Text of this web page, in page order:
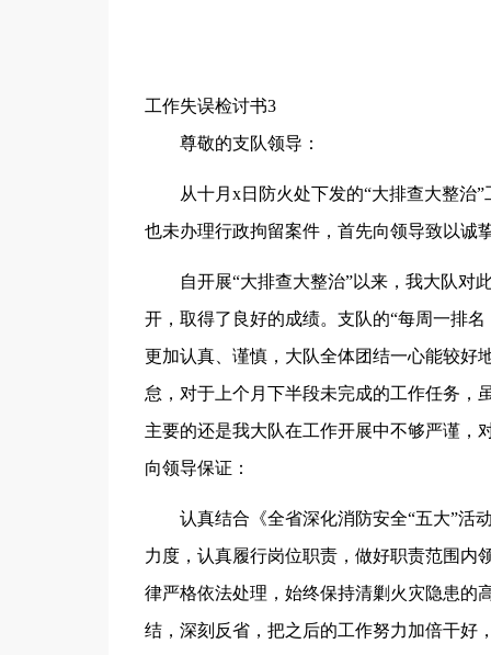
工作失误检讨书3
尊敬的支队领导：
从十月x日防火处下发的“大排查大整治
也未办理行政拘留案件，首先向领导致以诚
自开展“大排查大整治”以来，我大队对
开，取得了良好的成绩。支队的“每周一排
更加认真、谨慎，大队全体团结一心能较好
怠，对于上个月下半段未完成的工作任务，
主要的还是我大队在工作开展中不够严谨，
向领导保证：
认真结合《全省深化消防安全“五大”活
力度，认真履行岗位职责，做好职责范围内
律严格依法处理，始终保持清剿火灾隐患的
结，深刻反省，把之后的工作努力加倍干好